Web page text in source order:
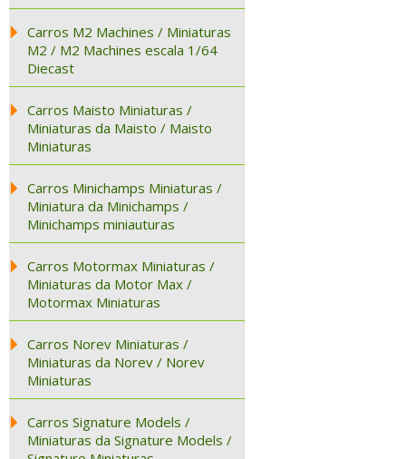
Carros M2 Machines / Miniaturas
M2 / M2 Machines escala 1/64
Diecast
Carros Maisto Miniaturas /
Miniaturas da Maisto / Maisto
Miniaturas
Carros Minichamps Miniaturas /
Miniatura da Minichamps /
Minichamps miniauturas
Carros Motormax Miniaturas /
Miniaturas da Motor Max /
Motormax Miniaturas
Carros Norev Miniaturas /
Miniaturas da Norev / Norev
Miniaturas
Carros Signature Models /
Miniaturas da Signature Models /